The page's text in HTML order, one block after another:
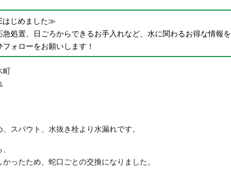
はじめました≫
処置、日ごろからできるお手入れなど、水に関わるお得な情報を
ォローをお願いします！
町
スパウト、水抜き栓より水漏れです。
ったため、蛇口ごとの交換になりました。